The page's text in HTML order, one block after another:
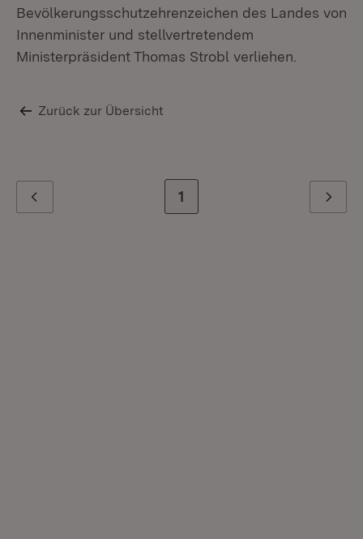
Bevölkerungsschutzehrenzeichen des Landes von
Innenminister und stellvertretendem
Ministerpräsident Thomas Strobl verliehen.
Zurück zur Übersicht
Zur letzten Seite
1 Weiter